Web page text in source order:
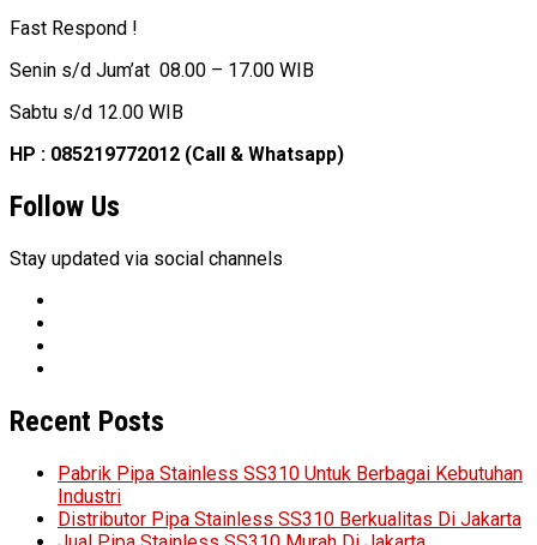
Fast Respond !
Senin s/d Jum’at 08.00 – 17.00 WIB
Sabtu s/d 12.00 WIB
HP : 085219772012 (Call & Whatsapp)
Follow Us
Stay updated via social channels
Recent Posts
Pabrik Pipa Stainless SS310 Untuk Berbagai Kebutuhan
Industri
Distributor Pipa Stainless SS310 Berkualitas Di Jakarta